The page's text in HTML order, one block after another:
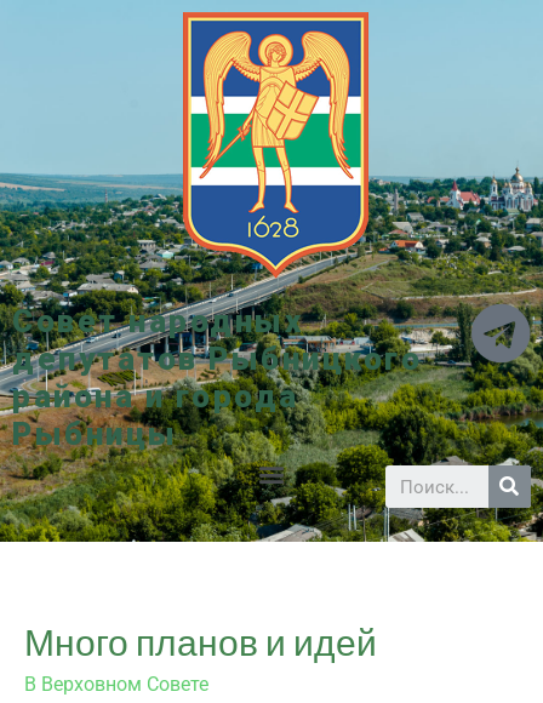
Совет народных
депутатов Рыбницкого
района и города
Рыбницы
Много планов и идей
В Верховном Совете